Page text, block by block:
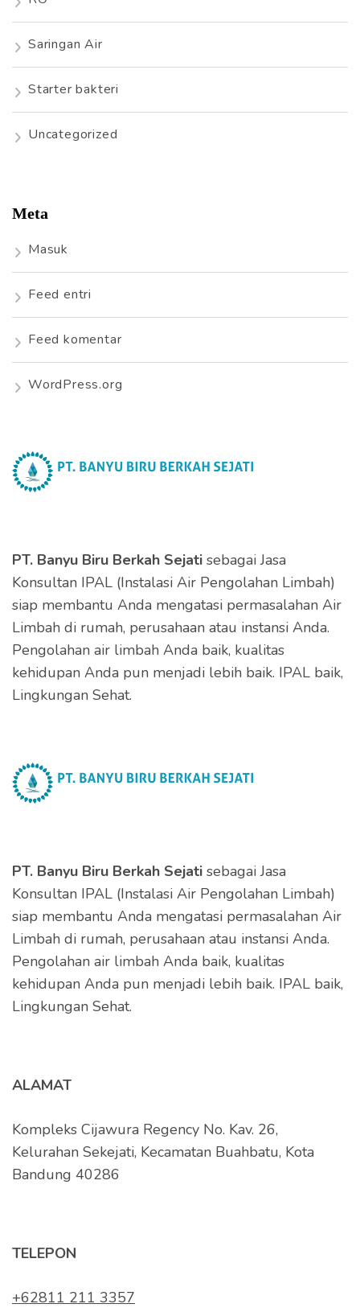
Saringan Air
Starter bakteri
Uncategorized
Meta
Masuk
Feed entri
Feed komentar
WordPress.org
PT. Banyu Biru Berkah Sejati sebagai Jasa
Konsultan IPAL (Instalasi Air Pengolahan Limbah)
siap membantu Anda mengatasi permasalahan Air
Limbah di rumah, perusahaan atau instansi Anda.
Pengolahan air limbah Anda baik, kualitas
kehidupan Anda pun menjadi lebih baik. IPAL baik,
Lingkungan Sehat.
PT. Banyu Biru Berkah Sejati sebagai Jasa
Konsultan IPAL (Instalasi Air Pengolahan Limbah)
siap membantu Anda mengatasi permasalahan Air
Limbah di rumah, perusahaan atau instansi Anda.
Pengolahan air limbah Anda baik, kualitas
kehidupan Anda pun menjadi lebih baik. IPAL baik,
Lingkungan Sehat.
ALAMAT
Kompleks Cijawura Regency No. Kav. 26,
Kelurahan Sekejati, Kecamatan Buahbatu, Kota
Bandung 40286
TELEPON
+62811 211 3357